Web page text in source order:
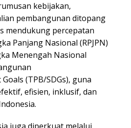
kebijakan,
pembangunan ditopang
mendukung percepatan
Panjang Nasional (RPJPN)
Menengah Nasional
(TPB/SDGs), guna
efisien, inklusif, dan